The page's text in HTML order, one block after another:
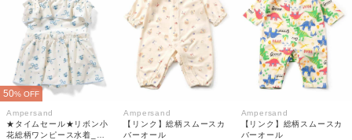
50% OFF
Ampersand
★タイムセール★リボン小
花総柄ワンピース水着_UV
Ampersand
【リンク】総柄スムースカ
バーオール
Ampersand
【リンク】総柄スムースカ
バーオール